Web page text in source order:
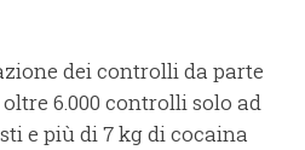
dei controlli da parte
6.000 controlli solo ad
e più di 7 kg di cocaina